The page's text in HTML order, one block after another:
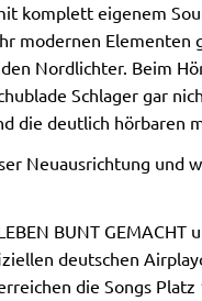
komplett eigenem
modernen
Nordlichter. Beim
Schlager gar
die deutlich hörbaren
Neuausrichtung und
BUNT GEMACHT
deutschen
die Songs